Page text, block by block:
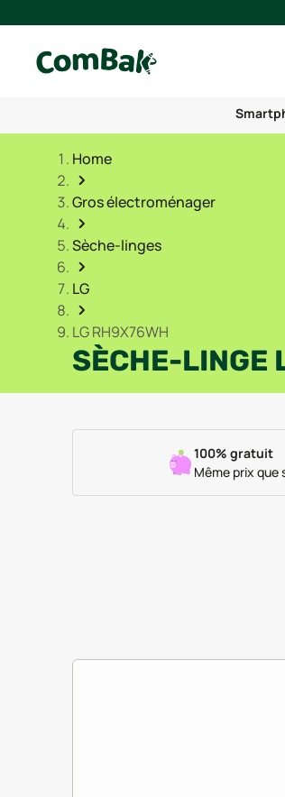
Home
Gros électroménager
Sèche-linges
LG
LG RH9X76WH
SÈCHE-LINGE
100% gratuit
Même prix que